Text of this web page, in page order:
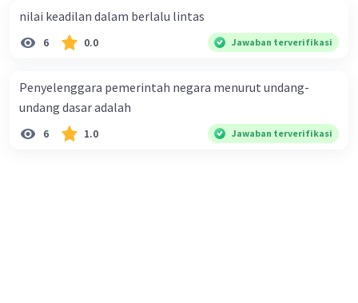
nilai keadilan dalam berlalu lintas
6 0.0 Jawaban terverifikasi
Penyelenggara pemerintah negara menurut undang-
undang dasar adalah
6 1.0 Jawaban terverifikasi